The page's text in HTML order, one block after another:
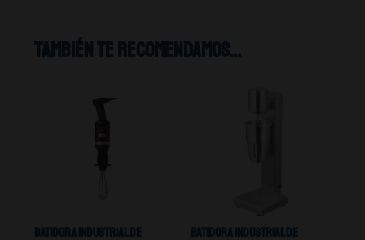
También te recomendamos…
Batidora Industrial De
Batidora Industrial De